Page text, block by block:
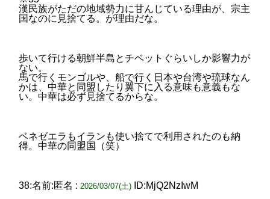
漢民族がただの地域勢力に甘んじている理由が、宗主
国なのに見捨てる。が理由だな。
歩いて行ける朝鮮半島とチベットぐらいしか影響力が
ない。
馬で行くモンゴルや、船で行く日本や台湾や琉球なん
かは、中華と同盟したり翼下に入る意味も意義もな
い。中華は必ず見捨てるからな。
ベネゼエラもイランも使い捨てで利用されたのも納
得。中華の同盟国（笑）
38:名前:匿名 : 2026/03/07(土)
ID:MjQ2NzIwM